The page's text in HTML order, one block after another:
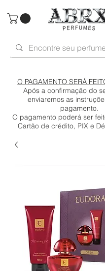
O PAGAMENTO SERÁ
Após a confirmação do
enviaremos as
pagamento.
O pagamento poderá ser
Cartão de crédito, PIX e